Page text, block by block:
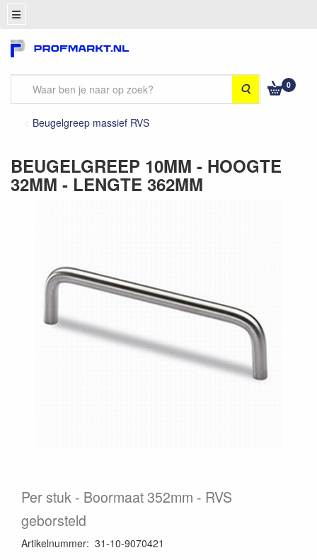
Zoeken 0
Beugelgreep massief RVS
BEUGELGREEP 10MM - HOOGTE
32MM - LENGTE 362MM
Per stuk
Boormaat 352mm - RVS
geborsteld
Artikelnummer: 31-10-9070421